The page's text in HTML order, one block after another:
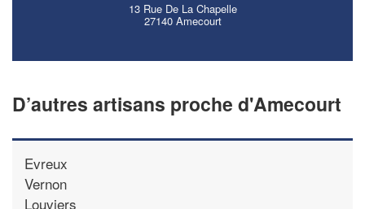
13 Rue De La Chapelle
27140 Amecourt
D’autres artisans proche d'Amecourt
Evreux
Vernon
Louviers